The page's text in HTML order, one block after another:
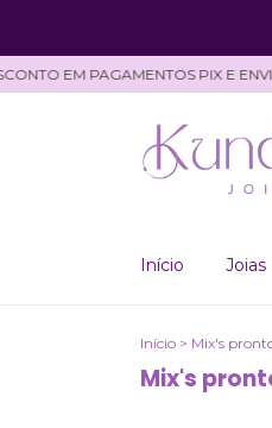
EM PAGAMENTOS PIX E
Início Joias
Início > Mix's
Mix's